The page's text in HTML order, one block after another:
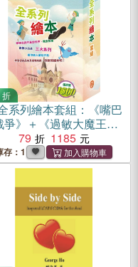
折
系列繪本套組：《嘴巴
爭》＋《過敏大魔王》
精靈與鞋匠》＋《白鶴
》＋《快樂王子》＋
羊的孩子》＋《一起去
79 1185
存：1